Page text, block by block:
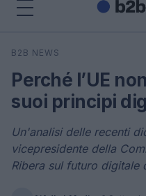
Cerca
B2B NEWS
Perché l’UE
suoi principi
Un'analisi delle recenti
vicepresidente della
Ribera sul futuro digitale